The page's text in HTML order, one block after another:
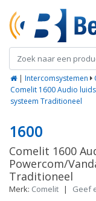
| Intercomsystemen
Comelit 1600 Audio
systeem Traditioneel
1600
Comelit 1600
Powercom/
Traditioneel
Merk: Comelit | Geef